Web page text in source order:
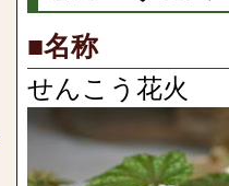
■名称
せんこう花火